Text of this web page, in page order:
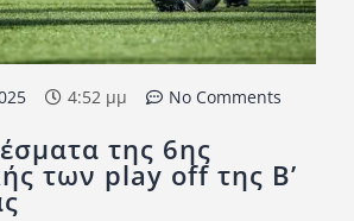
Διαιτητών
4:52 μμ No Comments
της 6ης
των play off της Β’